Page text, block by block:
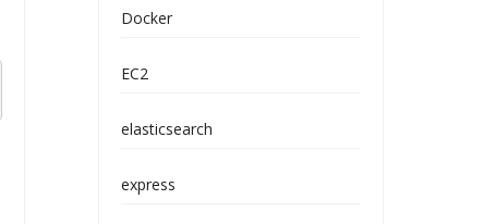
Docker
EC2
elasticsearch
express